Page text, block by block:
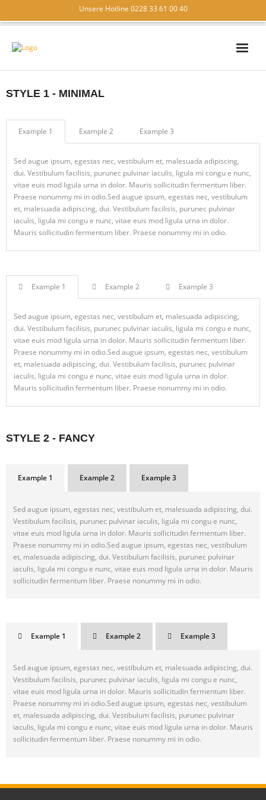
Unsere Hotline 0228 33 61 00 40
IT – LÖSUNGEN
KONTAKT
STYLE 1 - MINIMAL
Example 1 Example 2 Example 3
Sed augue ipsum, egestas nec, vestibulum et, malesuada adipiscing,
dui. Vestibulum facilisis, purunec pulvinar iaculis, ligula mi congu e nunc,
vitae euis mod ligula urna in dolor. Mauris sollicitudin fermentum liber.
Praese nonummy mi in odio.Sed augue ipsum, egestas nec, vestibulum
et, malesuada adipiscing, dui. Vestibulum facilisis, purunec pulvinar
iaculis, ligula mi congu e nunc, vitae euis mod ligula urna in dolor.
Mauris sollicitudin fermentum liber. Praese nonummy mi in odio.
Example 1 Example 2 Example 3
Sed augue ipsum, egestas nec, vestibulum et, malesuada adipiscing,
dui. Vestibulum facilisis, purunec pulvinar iaculis, ligula mi congu e nunc,
vitae euis mod ligula urna in dolor. Mauris sollicitudin fermentum liber.
Praese nonummy mi in odio.Sed augue ipsum, egestas nec, vestibulum
et, malesuada adipiscing, dui. Vestibulum facilisis, purunec pulvinar
iaculis, ligula mi congu e nunc, vitae euis mod ligula urna in dolor.
Mauris sollicitudin fermentum liber. Praese nonummy mi in odio.
STYLE 2 - FANCY
Example 1 Example 2 Example 3
Sed augue ipsum, egestas nec, vestibulum et, malesuada adipiscing, dui.
Vestibulum facilisis, purunec pulvinar iaculis, ligula mi congu e nunc,
vitae euis mod ligula urna in dolor. Mauris sollicitudin fermentum liber.
Praese nonummy mi in odio.Sed augue ipsum, egestas nec, vestibulum
et, malesuada adipiscing, dui. Vestibulum facilisis, purunec pulvinar
iaculis, ligula mi congu e nunc, vitae euis mod ligula urna in dolor. Mauris
sollicitudin fermentum liber. Praese nonummy mi in odio.
Example 1 Example 2 Example 3
Sed augue ipsum, egestas nec, vestibulum et, malesuada adipiscing, dui.
Vestibulum facilisis, purunec pulvinar iaculis, ligula mi congu e nunc,
vitae euis mod ligula urna in dolor. Mauris sollicitudin fermentum liber.
Praese nonummy mi in odio.Sed augue ipsum, egestas nec, vestibulum
et, malesuada adipiscing, dui. Vestibulum facilisis, purunec pulvinar
iaculis, ligula mi congu e nunc, vitae euis mod ligula urna in dolor. Mauris
sollicitudin fermentum liber. Praese nonummy mi in odio.